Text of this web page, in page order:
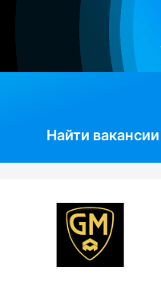
Найти вакансии